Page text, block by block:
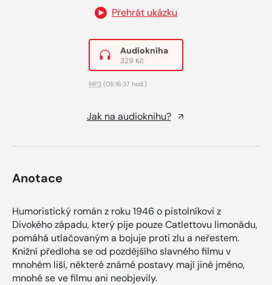
Přehrát ukázku
Audiokniha
329 Kč
MP3 (05:16:37 hod.)
Jak na audioknihu?
Anotace
Humoristický román z roku 1946 o pistolníkovi z
Divokého západu, který pije pouze Catlettovu limonádu,
pomáhá utlačovaným a bojuje proti zlu a neřestem.
Knižní předloha se od pozdějšího slavného filmu v
mnohém liší, některé známé postavy mají jiné jméno,
mnohé se ve filmu ani neobjevily.